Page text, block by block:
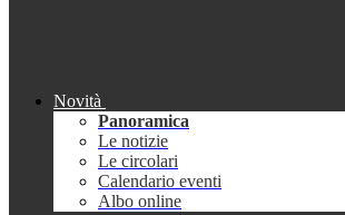
Novità
Panoramica
Le notizie
Le circolari
Calendario eventi
Albo online